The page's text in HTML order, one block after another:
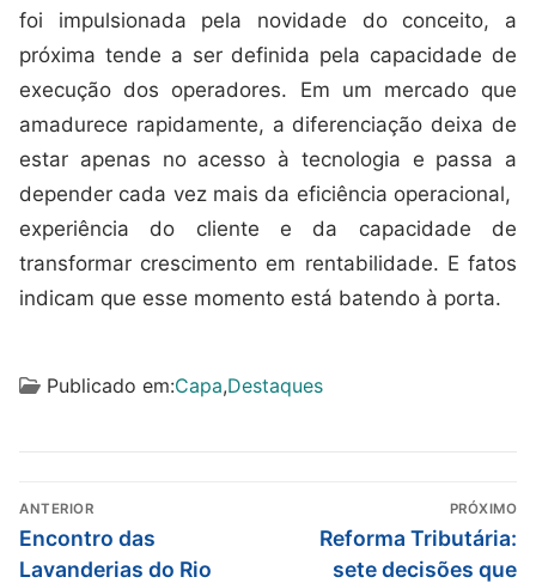
foi impulsionada pela novidade do conceito, a
próxima tende a ser definida pela capacidade de
execução dos operadores. Em um mercado que
amadurece rapidamente, a diferenciação deixa de
estar apenas no acesso à tecnologia e passa a
depender cada vez mais da eficiência operacional,
experiência do cliente e da capacidade de
transformar crescimento em rentabilidade. E fatos
indicam que esse momento está batendo à porta.
Publicado em:Capa,Destaques
ANTERIOR
Encontro das
Lavanderias do Rio
PRÓXIMO
Reforma Tributária:
sete decisões que